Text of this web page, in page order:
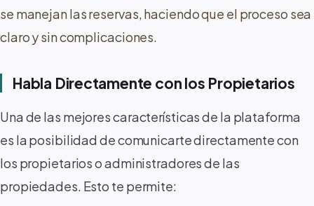
se manejan las reservas, haciendo que el proceso sea
claro y sin complicaciones.
Habla Directamente con los Propietarios
Una de las mejores características de la plataforma
es la posibilidad de comunicarte directamente con
los propietarios o administradores de las
propiedades. Esto te permite: